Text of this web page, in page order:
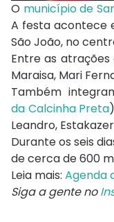
O município de
A festa acontece
São João, no
Entre as
Maraisa, Mari
Também
da Calcinha Preta
Leandro,
Durante os seis
de cerca de 600
Leia mais: Agenda
Siga a gente no